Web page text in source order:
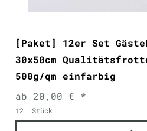
[Paket] 12er Set
30x50cm
500g/qm einfarbig
ab 20,00 € *
12 Stück